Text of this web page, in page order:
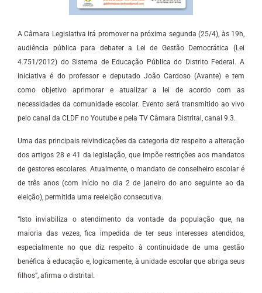
A Câmara Legislativa irá promover na próxima segunda (25/4), às 19h,
audiência pública para debater a Lei de Gestão Democrática (Lei
4.751/2012) do Sistema de Educação Pública do Distrito Federal. A
iniciativa é do professor e deputado João Cardoso (Avante) e tem
como objetivo aprimorar e atualizar a lei de acordo com as
necessidades da comunidade escolar. Evento será transmitido ao vivo
pelo canal da CLDF no Youtube e pela TV Câmara Distrital, canal 9.3.
Uma das principais reivindicações da categoria diz respeito a alteração
dos artigos 28 e 41 da legislação, que impõe restrições aos mandatos
de gestores escolares. Atualmente, o mandato de conselheiro escolar é
de três anos (com início no dia 2 de janeiro do ano seguinte ao da
eleição), permitida uma reeleição consecutiva.
“Isto inviabiliza o atendimento da vontade da população que, na
maioria das vezes, fica impedida de ter seus interesses atendidos,
especialmente no que diz respeito à continuidade de uma gestão
benéfica à educação e, logicamente, à unidade escolar que abriga seus
filhos”, afirma o distrital.